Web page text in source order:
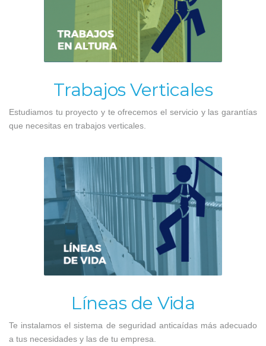
Trabajos Verticales
Estudiamos tu proyecto y te ofrecemos el servicio y las garantías
que necesitas en trabajos verticales.
Líneas de Vida
Te instalamos el sistema de seguridad anticaídas más adecuado
a tus necesidades y las de tu empresa.